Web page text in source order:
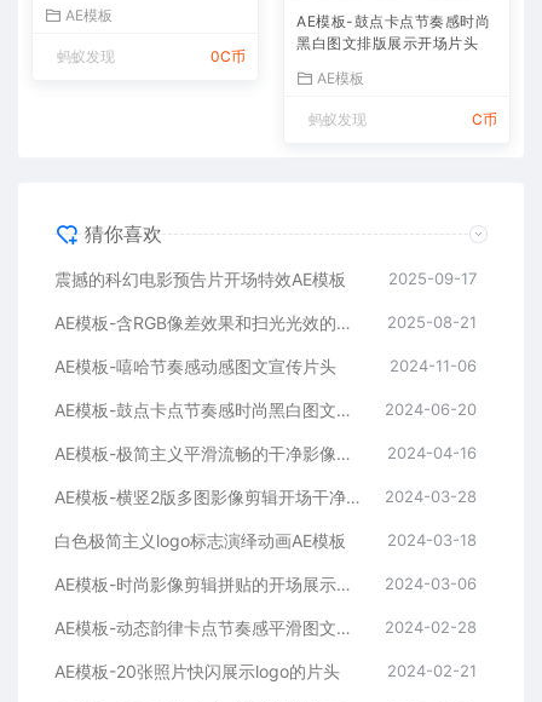
AE模板
蚂蚁发现 0C币
AE模板-鼓点卡点节奏感时尚
黑白图文排版展示开场片头
AE模板
蚂蚁发现 C币
猜你喜欢
震撼的科幻电影预告片开场特效AE模板 2025-09-17
AE模板-含RGB像差效果和扫光光效的快速logo开场 2025-08-21
AE模板-嘻哈节奏感动感图文宣传片头 2024-11-06
AE模板-鼓点卡点节奏感时尚黑白图文排版展示开场片头 2024-06-20
AE模板-极简主义平滑流畅的干净影像排版展示开场 2024-04-16
AE模板-横竖2版多图影像剪辑开场干净平滑时尚片头 2024-03-28
白色极简主义logo标志演绎动画AE模板 2024-03-18
AE模板-时尚影像剪辑拼贴的开场展示片头 2024-03-06
AE模板-动态韵律卡点节奏感平滑图文拼贴宣传片头 2024-02-28
AE模板-20张照片快闪展示logo的片头 2024-02-21